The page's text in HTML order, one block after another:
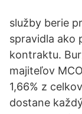
služby berie
spravidla ako
kontraktu.
majiteľov
1,66% z
dostane